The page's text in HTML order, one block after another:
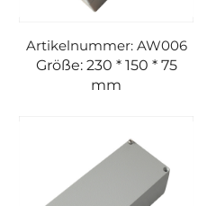
Artikelnummer: AW006
Größe: 230 * 150 * 75
mm